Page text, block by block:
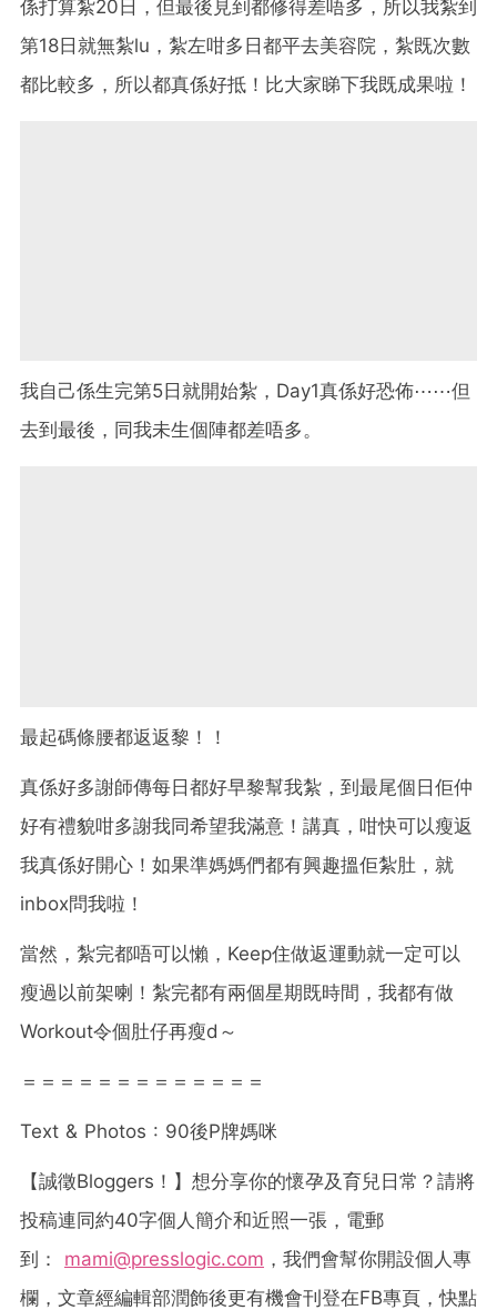
係打算紮20日，但最後見到都修得差唔多，所以我紮到
第18日就無紮lu，紮左咁多日都平去美容院，紮既次數
都比較多，所以都真係好抵！比大家睇下我既成果啦！
我自己係生完第5日就開始紮，Day1真係好恐佈⋯⋯但
去到最後，同我未生個陣都差唔多。
最起碼條腰都返返黎！！
真係好多謝師傳每日都好早黎幫我紮，到最尾個日佢仲
好有禮貌咁多謝我同希望我滿意！講真，咁快可以瘦返
我真係好開心！如果準媽媽們都有興趣搵佢紮肚，就
inbox問我啦！
當然，紮完都唔可以懶，Keep住做返運動就一定可以
瘦過以前架喇！紮完都有兩個星期既時間，我都有做
Workout令個肚仔再瘦d～
＝＝＝＝＝＝＝＝＝＝＝＝＝
Text & Photos : 90後P牌媽咪
【誠徵Bloggers ！】想分享你的懷孕及育兒日常？請將
投稿連同約40字個人簡介和近照一張，電郵
到：
mami@presslogic.com ，我們會幫你開設個人專
欄，文章經編輯部潤飾後更有機會刊登在FB專頁，快點